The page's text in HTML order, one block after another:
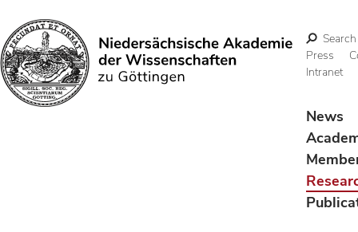
Search
Search
Press
Intranet
News